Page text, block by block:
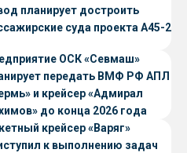
планирует достроить
суда проекта А45-2
ОСК «Севмаш»
передать ВМФ РФ АПЛ
и крейсер «Адмирал
до конца 2026 года
крейсер «Варяг»
к выполнению задач